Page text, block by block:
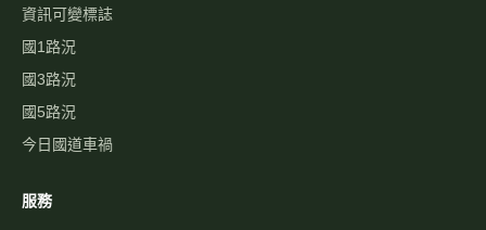
資訊可變標誌
國1路況
國3路況
國5路況
今日國道車禍
服務